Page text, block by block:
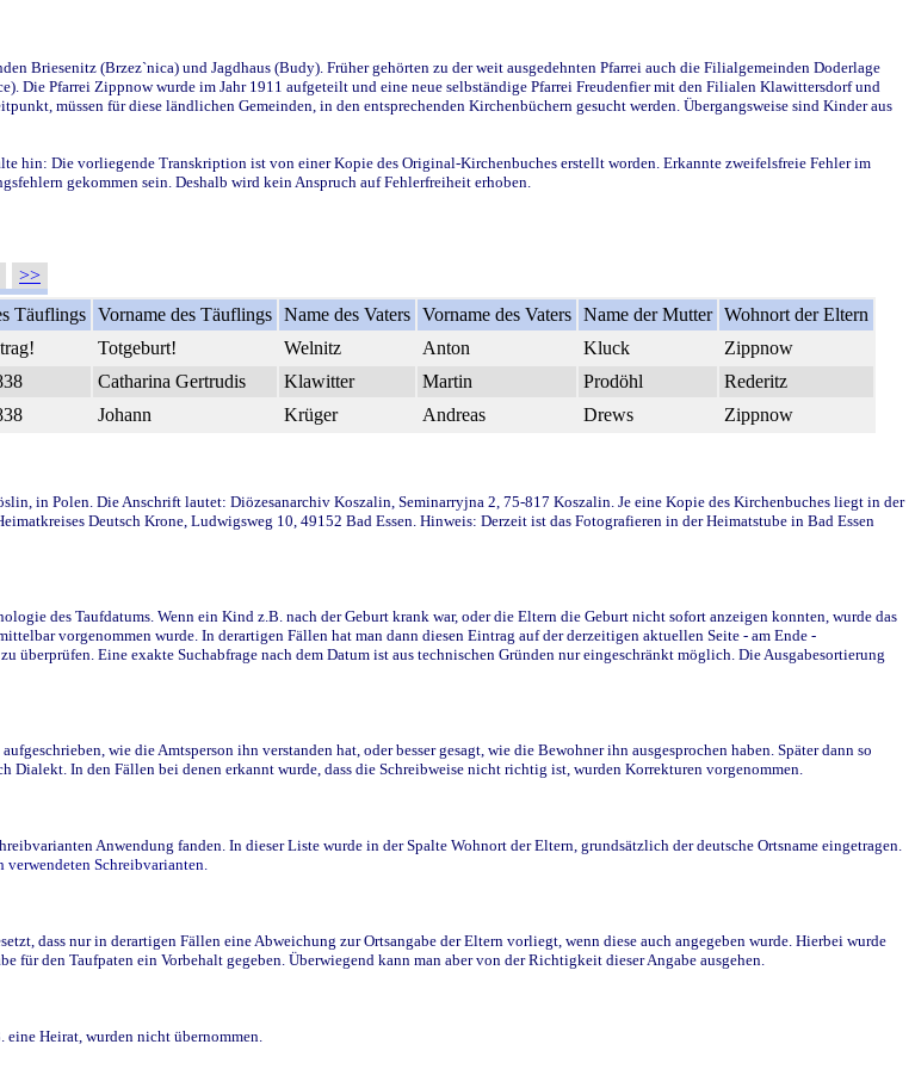
Briesenitz (Brzez`nica) und Jagdhaus (Budy). Früher gehörten zu der weit ausgedehnten Pfarrei auch die Filialgemeinden Doderlage
Die Pfarrei Zippnow wurde im Jahr 1911 aufgeteilt und eine neue selbständige Pfarrei Freudenfier mit den Filialen Klawittersdorf und
müssen für diese ländlichen Gemeinden, in den entsprechenden Kirchenbüchern gesucht werden. Übergangsweise sind Kinder aus
hin: Die vorliegende Transkription ist von einer Kopie des Original-Kirchenbuches erstellt worden. Erkannte zweifelsfreie Fehler im
gekommen sein. Deshalb wird kein Anspruch auf Fehlerfreiheit erhoben.
>>
Täuflings Vorname des Täuflings Name des Vaters Vorname des Vaters Name der Mutter Wohnort der Eltern
Totgeburt! Welnitz Anton Kluck
Zippnow
Catharina Gertrudis Klawitter Martin Prodöhl
Rederitz
Johann Krüger Andreas Drews Zippnow
in Polen. Die Anschrift lautet: Diözesanarchiv Koszalin, Seminarryjna 2, 75-817 Koszalin. Je eine Kopie des Kirchenbuches liegt in der
Deutsch Krone, Ludwigsweg 10, 49152 Bad Essen. Hinweis: Derzeit ist das Fotografieren in der Heimatstube in Bad Essen
des Taufdatums. Wenn ein Kind z.B. nach der Geburt krank war, oder die Eltern die Geburt nicht sofort anzeigen konnten, wurde das
vorgenommen wurde. In derartigen Fällen hat man dann diesen Eintrag auf der derzeitigen aktuellen Seite - am Ende -
Eine exakte Suchabfrage nach dem Datum ist aus technischen Gründen nur eingeschränkt möglich. Die Ausgabesortierung
wie die Amtsperson ihn verstanden hat, oder besser gesagt, wie die Bewohner ihn ausgesprochen haben. Später dann so
In den Fällen bei denen erkannt wurde, dass die Schreibweise nicht richtig ist, wurden Korrekturen vorgenommen.
Anwendung fanden. In dieser Liste wurde in der Spalte Wohnort der Eltern, grundsätzlich der deutsche Ortsname eingetragen.
Schreibvarianten.
dass nur in derartigen Fällen eine Abweichung zur Ortsangabe der Eltern vorliegt, wenn diese auch angegeben wurde. Hierbei wurde
den Taufpaten ein Vorbehalt gegeben. Überwiegend kann man aber von der Richtigkeit dieser Angabe ausgehen.
Heirat, wurden nicht übernommen.